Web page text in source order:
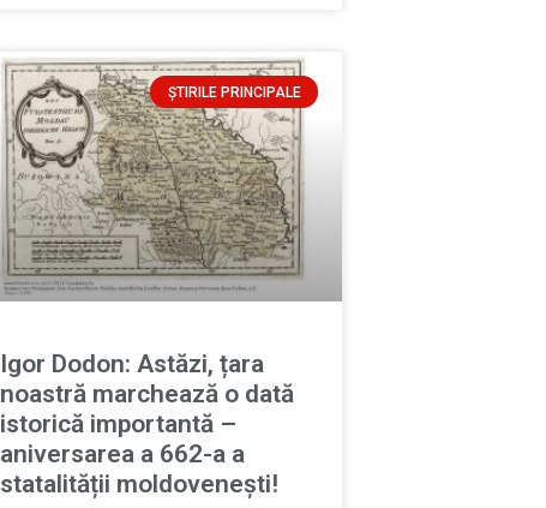
ȘTIRILE PRINCIPALE
Igor Dodon: Astăzi, țara
noastră marchează o dată
istorică importantă –
aniversarea a 662-a a
statalității moldovenești!